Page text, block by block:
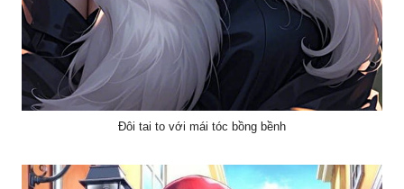
Đôi tai to với mái tóc bồng bềnh